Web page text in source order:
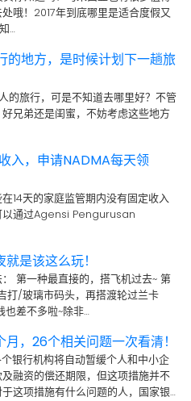
哦！2017年到底哪里是适合度假又
…
的地方，是时候计划下一趟旅
的旅行，可是不知道去哪里好？不管
兄弟还是闺蜜，不妨考虑这些地方
入，申请NADMA每天领
14天的家庭监管期内没有固定收入
以通过Agensi Pengurusan
是该这么玩！
第一种最直接的，搭飞机过去~ 第
打/玻璃市码头，再搭渡轮过兰卡
也差不多啦~除非…
，26个相关问题一次看清！
银行机构将自动暂缓个人和中小企
融资的偿还期限，但这项措施并不
这项措施有什么问题的人，国家银…